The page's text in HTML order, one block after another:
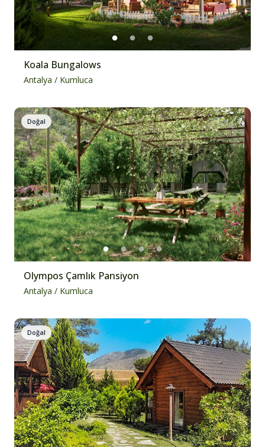
Koala Bungalows
Antalya / Kumluca
Doğal
Olympos Çamlık Pansiyon
Antalya / Kumluca
Doğal